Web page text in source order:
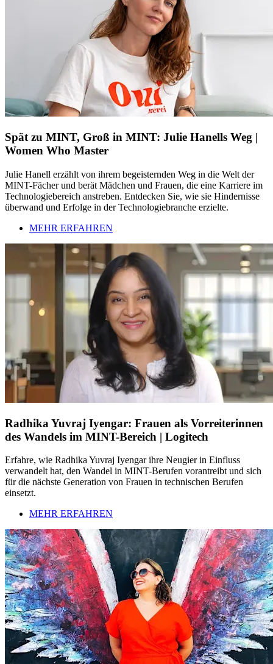
Spät zu MINT, Groß in MINT: Julie Hanells Weg |
Women Who Master
Julie Hanell erzählt von ihrem begeisternden Weg in die Welt der
MINT-Fächer und berät Mädchen und Frauen, die eine Karriere im
Technologiebereich anstreben. Entdecken Sie, wie sie Hindernisse
überwand und Erfolge in der Technologiebranche erzielte.
MEHR ERFAHREN
Radhika Yuvraj Iyengar: Frauen als Vorreiterinnen
des Wandels im MINT-Bereich | Logitech
Erfahre, wie Radhika Yuvraj Iyengar ihre Neugier in Einfluss
verwandelt hat, den Wandel in MINT-Berufen vorantreibt und sich
für die nächste Generation von Frauen in technischen Berufen
einsetzt.
MEHR ERFAHREN